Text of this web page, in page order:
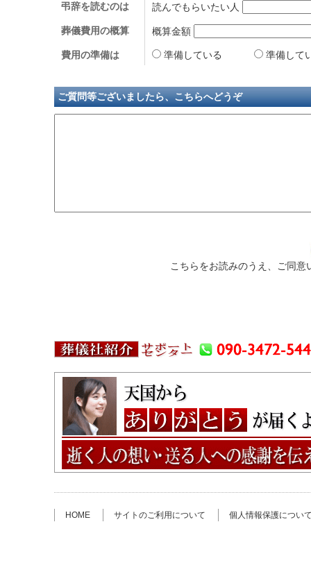
弔辞を読むのは 読んでもらいたい人
葬儀費用の概算 概算金額
費用の準備は 準備している 準備して
ご質問等ございましたら、こちらへどうぞ
こちらをお読みのうえ、ご同
HOME サイトのご利用について 個人情報保護につい